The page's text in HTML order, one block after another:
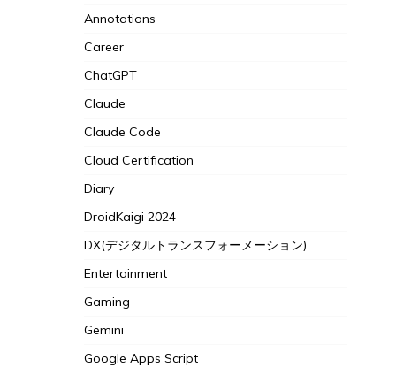
Annotations
Career
ChatGPT
Claude
Claude Code
Cloud Certification
Diary
DroidKaigi 2024
DX(デジタルトランスフォーメーション)
Entertainment
Gaming
Gemini
Google Apps Script